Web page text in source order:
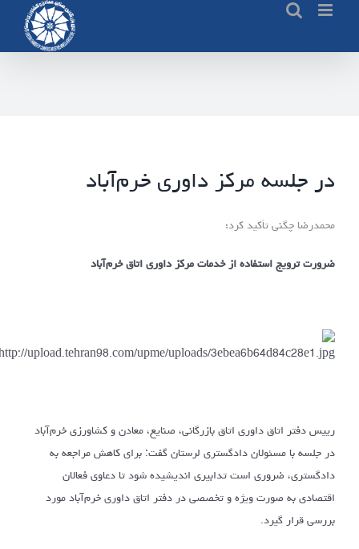
content
در جلسه مرکز داوری خرم‌آباد
محمدرضا چگنی تأکید کرد؛
ضرورت ترویج استفاده از خدمات مرکز داوری اتاق خرم‌آباد
رییس دفتر اتاق داوری اتاق بازرگانی، صنایع، معادن و کشاورزی خرم‌آباد
در جلسه با مسئولان دادگستری لرستان گفت: برای کاهش مراجعه به
دادگستری، ضروری است تدابیری اندیشیده شود تا دعاوی فعالان
اقتصادی به صورت ویژه و تخصصی در دفتر اتاق داوری خرم‌آباد مورد
بررسی قرار گیرد.